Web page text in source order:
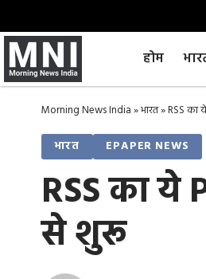
होम
Morning News India»भारत»RSS का
भारत EPAPER NEWS
RSS का ये
से शुरू